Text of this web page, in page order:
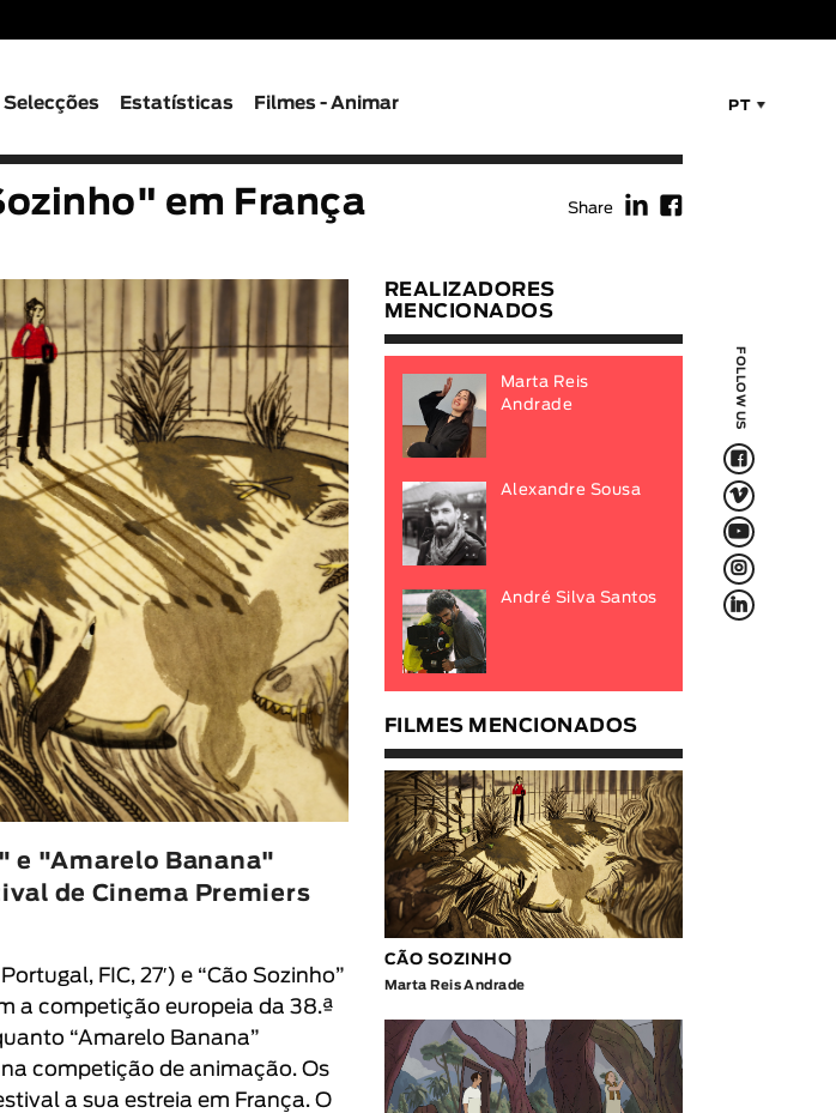
PT
Estatísticas Filmes - Animar
FOLLOW US
F
V
Q
L
f
em França Share f F
e "Amarelo Banana"
de Cinema Premiers
FIC, 27′) e “Cão Sozinho”
a competição europeia da 38.ª
“Amarelo Banana”
competição de animação. Os
a sua estreia em França. O
REALIZADORES
MENCIONADOS
Marta Reis
Andrade
Alexandre Sousa
André Silva Santos
FILMES MENCIONADOS
CÃO SOZINHO
Marta Reis Andrade